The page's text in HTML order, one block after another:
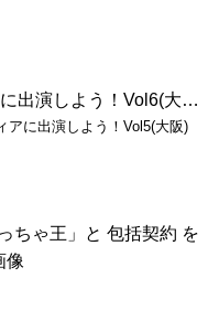
DAG×DAGV 大型ビジョン広告に出演しよう！Vol6(大阪)（2026年6月～7月開催）
に出演しよう！Vol5(大阪)